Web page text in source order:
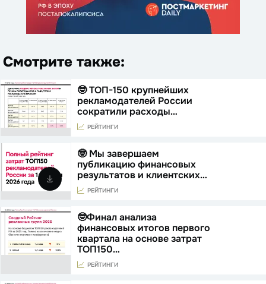
Смотрите также:
🤓 ТОП-150 крупнейших
рекламодателей России
сократили расходы…
РЕЙТИНГИ
🤓 Мы завершаем
публикацию финансовых
результатов и клиентских…
РЕЙТИНГИ
🤓Финал анализа
финансовых итогов первого
квартала на основе затрат
ТОП150…
РЕЙТИНГИ